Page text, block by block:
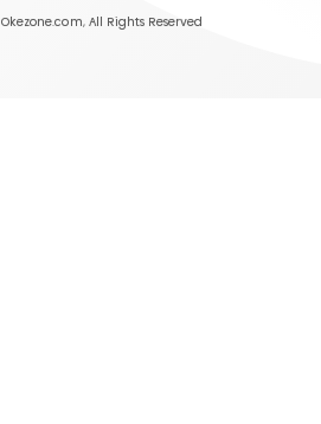
Okezone.com, All Rights Reserved